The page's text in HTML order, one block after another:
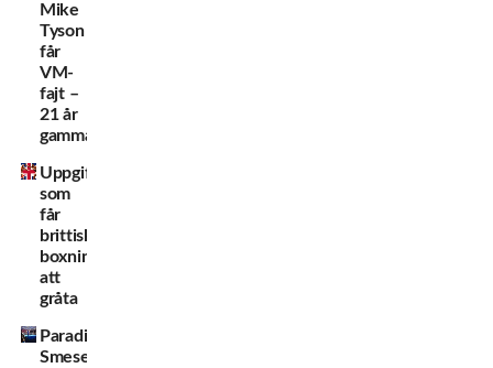
Mike
Tyson
får
VM-
fajt –
21 år
gammal!
Uppgifterna
som
får
brittiska
boxningsfansen
att
gråta
Paradisia
Smesem